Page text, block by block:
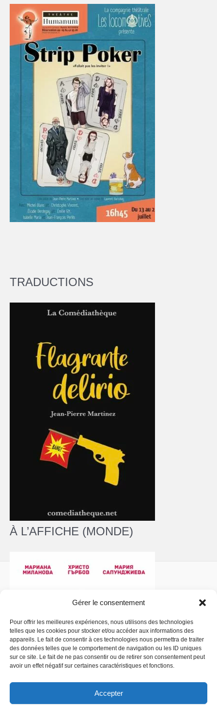
Gérer le consentement
Pour offrir les meilleures expériences, nous utilisons des technologies
telles que les cookies pour stocker et/ou accéder aux informations des
appareils. Le fait de consentir à ces technologies nous permettra de traiter
des données telles que le comportement de navigation ou les ID uniques
sur ce site. Le fait de ne pas consentir ou de retirer son consentement peut
avoir un effet négatif sur certaines caractéristiques et fonctions.
Accepter
TRADUCTIONS
À L’AFFICHE (MONDE)
Politique de confidentialité - Copyright © 2026 La
Comédiathèque